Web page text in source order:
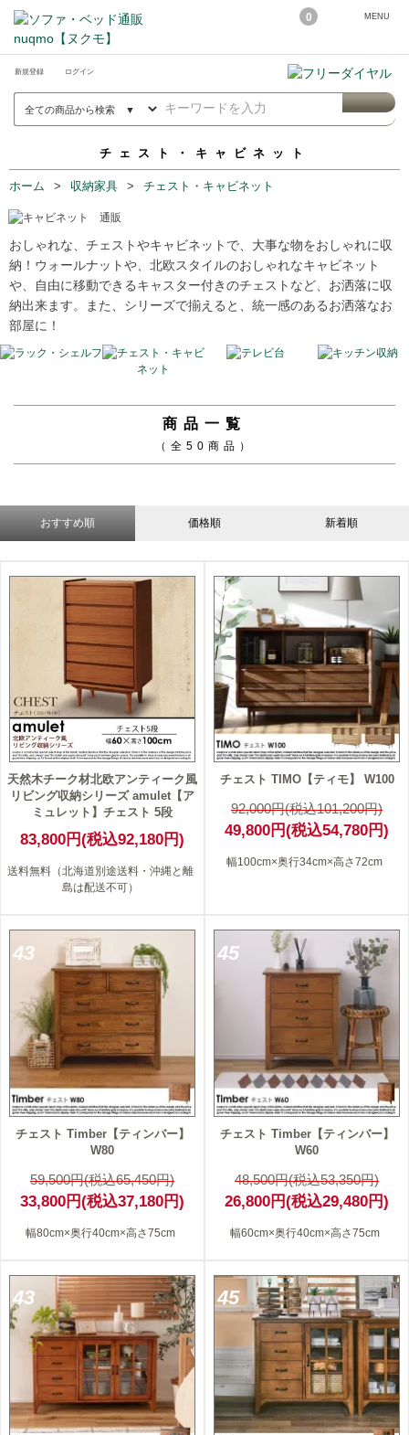
0 MENU
新規登録 ログイン
チェスト・キャビネット
ホーム 収納家具 チェスト・キャビネット
おしゃれな、チェストやキャビネットで、大事な物をおしゃれに収
納！ウォールナットや、北欧スタイルのおしゃれなキャビネット
や、自由に移動できるキャスター付きのチェストなど、お洒落に収
納出来ます。また、シリーズで揃えると、統一感のあるお洒落なお
部屋に！
商品一覧
（全50商品）
おすすめ順 価格順 新着順
天然木チーク材北欧アンティーク風
リビング収納シリーズ amulet【ア
ミュレット】チェスト 5段
83,800円(税込92,180円)
送料無料（北海道別途送料・沖縄と離
島は配送不可）
46
チェスト TIMO【ティモ】 W100
92,000円(税込101,200円)
49,800円(税込54,780円)
幅100cm×奥行34cm×高さ72cm
43
チェスト Timber【ティンバー】
W80
59,500円(税込65,450円)
33,800円(税込37,180円)
幅80cm×奥行40cm×高さ75cm
45
チェスト Timber【ティンバー】
W60
48,500円(税込53,350円)
26,800円(税込29,480円)
幅60cm×奥行40cm×高さ75cm
43 45